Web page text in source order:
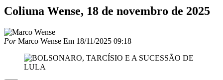
Coliuna Wense, 18 de novembro de 2025
PorMarco Wense Em 18/11/2025 09:18